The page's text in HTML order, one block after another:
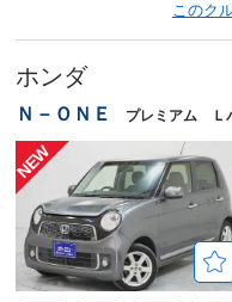
このク
ホンダ
Ｎ－ＯＮＥ プレミアム Ｌ